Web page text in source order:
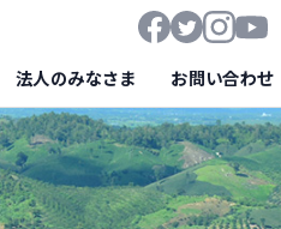
法人のみなさま お問い合わせ